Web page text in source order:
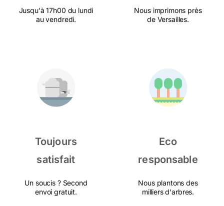
Jusqu'à 17h00 du lundi
au vendredi.
Nous imprimons près
de Versailles.
Toujours
satisfait
Un soucis ? Second
envoi gratuit.
Eco
responsable
Nous plantons des
milliers d'arbres.